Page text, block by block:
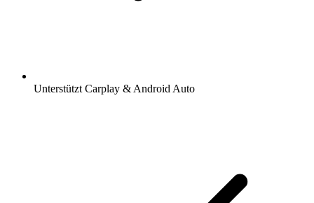
Unterstützt Carplay & Android Auto